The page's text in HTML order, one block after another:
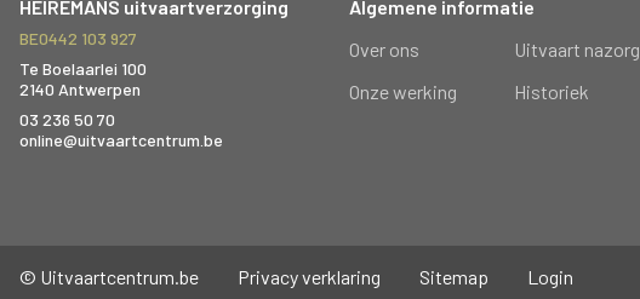
HEIREMANS uitvaartverzorging
BE0442 103 927
Te Boelaarlei 100
2140 Antwerpen
03 236 50 70
online@uitvaartcentrum.be
Algemene informatie
Over ons
Uitvaart nazorg
Onze werking
Historiek
© Uitvaartcentrum.be Privacy verklaring Sitemap Login